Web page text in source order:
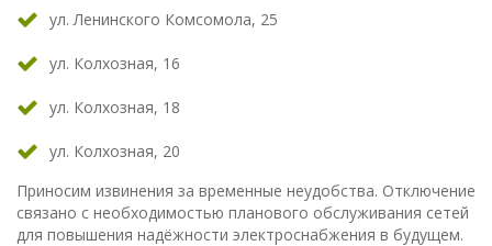
ул. Ленинского Комсомола, 25
ул. Колхозная, 16
ул. Колхозная, 18
ул. Колхозная, 20
Приносим извинения за временные неудобства. Отключение
связано с необходимостью планового обслуживания сетей
для повышения надёжности электроснабжения в будущем.